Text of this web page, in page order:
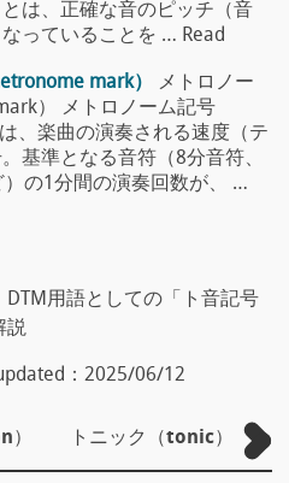
は、正確な音のピッチ（音
っていることを … Read
mark）
メトロノー
） メトロノーム記号
、楽曲の演奏される速度（テ
基準となる音符（8分音符、
の1分間の演奏回数が、 …
DTM用語としての「ト音記号
説
： 2025/06/12
） トニック（tonic）